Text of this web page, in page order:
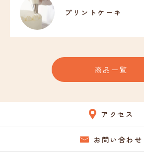
プリントケーキ
商品一覧
アクセス
お問い合わせ
ネット販売はこちら
アクセス
お問い合わせ